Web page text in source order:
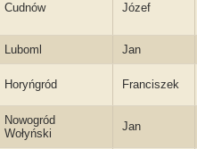
Cudnów Józef
Luboml Jan
Horyńgród Franciszek
Nowogród
Wołyński
Jan